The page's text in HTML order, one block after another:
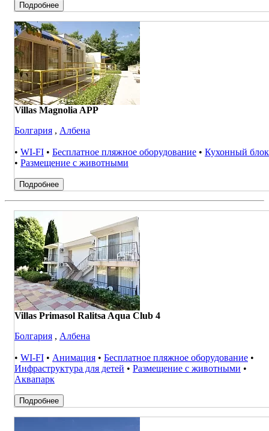
Подробнее
Villas Magnolia APP
Болгария , Албена
• WI-FI • Бесплатное пляжное оборудование • Кухонный блок
• Размещение с животными
Подробнее
Villas Primasol Ralitsa Aqua Club 4
Болгария , Албена
• WI-FI • Анимация • Бесплатное пляжное оборудование •
Инфраструктура для детей • Размещение с животными •
Аквапарк
Подробнее